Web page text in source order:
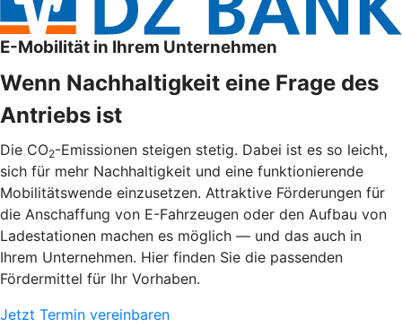
E-Mobilität in Ihrem Unternehmen
Wenn Nachhaltigkeit eine Frage des
Antriebs ist
Die CO2-Emissionen steigen stetig. Dabei ist es so leicht,
sich für mehr Nachhaltigkeit und eine funktionierende
Mobilitätswende einzusetzen. Attraktive Förderungen für
die Anschaffung von E-Fahrzeugen oder den Aufbau von
Ladestationen machen es möglich — und das auch in
Ihrem Unternehmen. Hier finden Sie die passenden
Fördermittel für Ihr Vorhaben.
Jetzt Termin vereinbaren